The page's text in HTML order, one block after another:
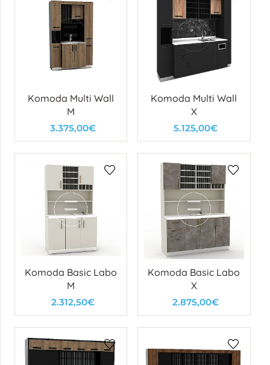
Komoda Multi Wall
M
3.375,00€
Komoda Multi Wall
X
5.125,00€
Komoda Basic Labo
M
2.312,50€
Komoda Basic Labo
X
2.875,00€